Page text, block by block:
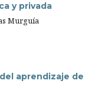
y privada
Murguía
aprendizaje de